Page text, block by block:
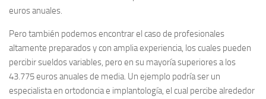
euros anuales.
Pero también podemos encontrar el caso de profesionales
altamente preparados y con amplia experiencia, los cuales pueden
percibir sueldos variables, pero en su mayoría superiores a los
43.775 euros anuales de media. Un ejemplo podría ser un
especialista en ortodoncia e implantología, el cual percibe alrededor